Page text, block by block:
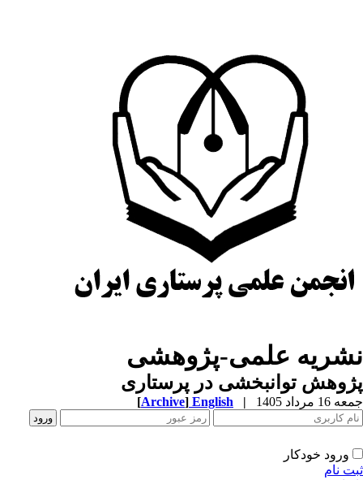
علمی-پژوهشی
توانبخشی در پرستاری
مرداد 1405 |
English
[Archive]
ورود خودکار
نام